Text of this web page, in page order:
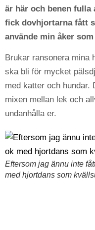
är här och benen fulla
fick dovhjortarna fått
använde min åker
Brukar ransonera mina
ska bli för mycket
med katter och hundar.
mixen mellan lek och
undanhålla er.
Eftersom jag ännu inte
med hjortdans som